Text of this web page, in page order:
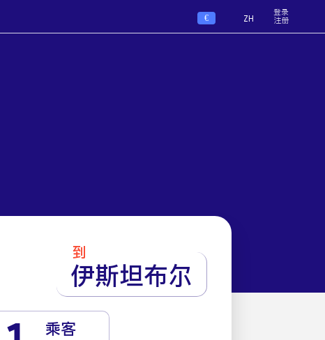
€ ZH
登录
注册
到
伊斯坦布尔
乘客